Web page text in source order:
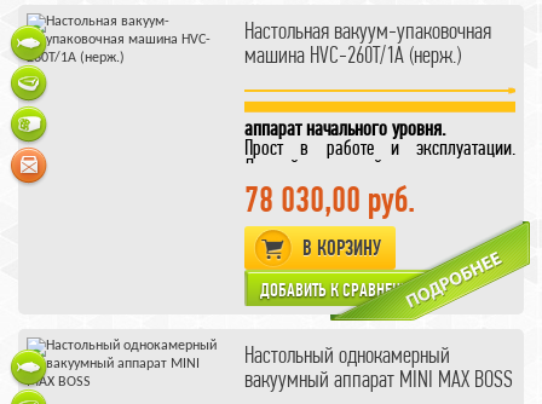
Функция ступенчатого вакуума для
пористых продуктов
Настольная вакуум-упаковочная
машина HVC-260T/1A (нерж.)
аппарат начального уровня.
Прост в работе и эксплуатации.
Данный вакуумный упаковщик
пользуется заслуженной
популярностью
у заготовителей грибов, орехов,
рыбы, мяса,
необходимо толь правильно
подобратьвакуумные пакеты
для вашего продукта.
78 030,00 руб.
В КОРЗИНУ
Настольный однокамерный
вакуумный аппарат MINI MAX BOSS